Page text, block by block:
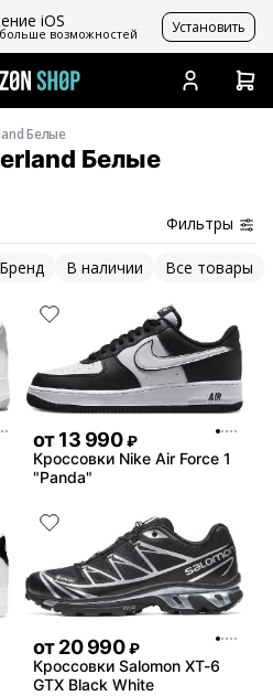
iOS
возможностей Установить
Белые
Белые
Фильтры
Бренд В наличии Все товары
от13 990 ₽
Кроссовки Nike Air Force 1
"Panda"
от20 990 ₽
Кроссовки Salomon XT-6
GTX Black White